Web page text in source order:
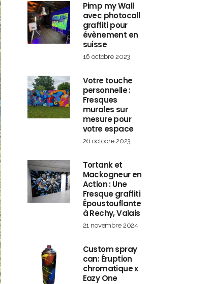
Pimp my Wall
avec photocall
graffiti pour
évènement en
suisse
16 octobre 2023
Votre touche
personnelle :
Fresques
murales sur
mesure pour
votre espace
26 octobre 2023
Tortank et
Mackogneur en
Action : Une
Fresque graffiti
Époustouflante
à Rechy, Valais
21 novembre 2024
Custom spray
can: Éruption
chromatique x
Eazy One